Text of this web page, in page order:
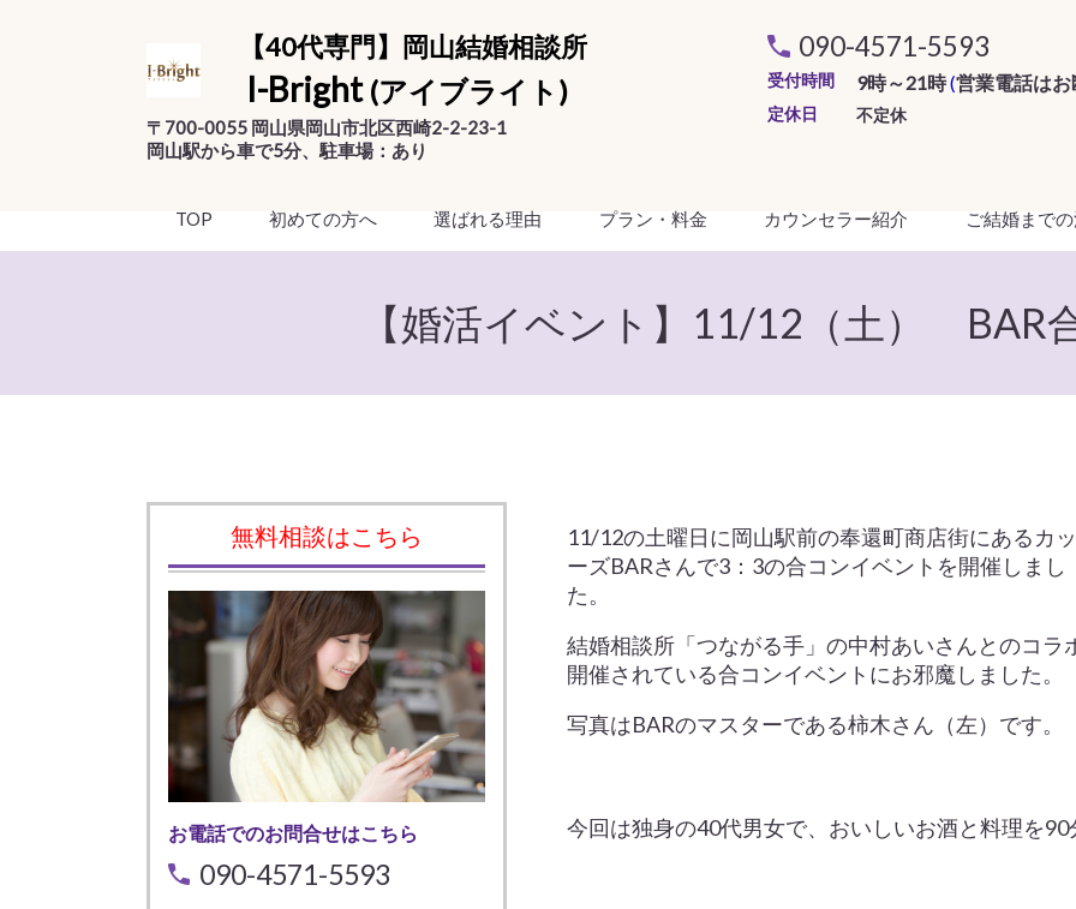
【40代専門】岡山結婚相談所
I-Bright (アイブライト)
〒700-0055 岡山県岡山市北区西崎2-2-23-1
岡山駅から車で5分、駐車場：あり
090-4571-5593
受付時間 9時～21時(営業電話はお
定休日 不定休
TOP 初めての方へ 選ばれる理由 プラン・料金 カウンセラー紹介 ご結婚まで
【婚活イベント】11/12（土） BAR
11/12の土曜日に岡山駅前の奉還町商店街にあるカ
ーズBARさんで3：3の合コンイベントを開催しまし
た。
結婚相談所「つながる手」の中村あいさんとのコラ
開催されている合コンイベントにお邪魔しました。
写真はBARのマスターである柿木さん（左）です。
今回は独身の40代男女で、おいしいお酒と料理を90
無料相談はこちら
お電話でのお問合せはこちら
090-4571-5593